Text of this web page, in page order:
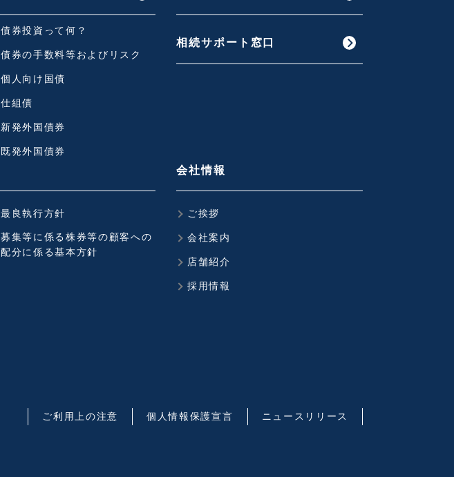
債券投資って何？
債券の手数料等およびリスク
個人向け国債
仕組債
新発外国債券
既発外国債券
相続サポート窓口
最良執行方針
募集等に係る株券等の顧客への
配分に係る基本方針
会社情報
ご挨拶
会社案内
店舗紹介
採用情報
ご利用上の注意 個人情報保護宣言 ニュースリリース